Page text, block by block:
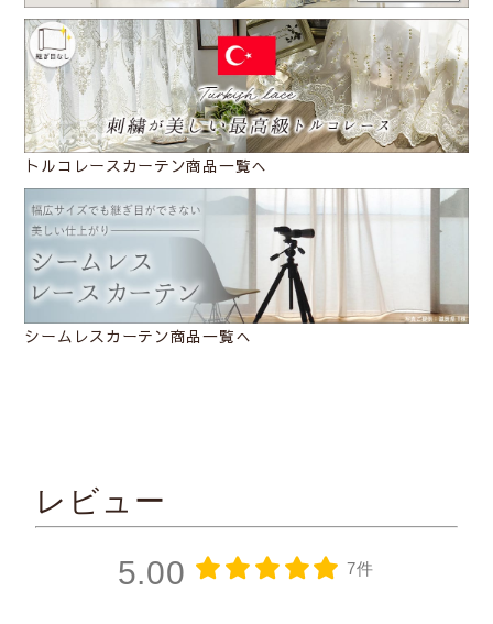
トルコレースカーテン商品一覧へ
シームレスカーテン商品一覧へ
レビュー
5.00 7件